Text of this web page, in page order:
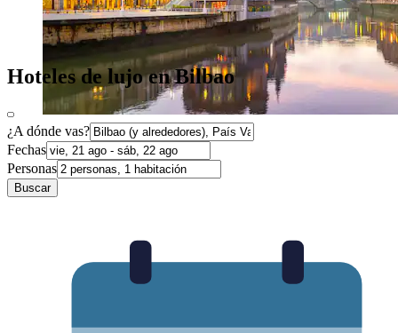
Hoteles de lujo en Bilbao
¿A dónde vas?
Fechas
Personas
Buscar